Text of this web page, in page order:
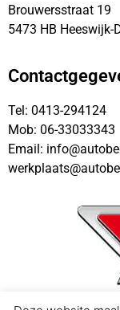
Brouwersstraat 19
5473 HB Heeswijk-
Tel: 0413-294124
Mob: 06-33033343
Email: